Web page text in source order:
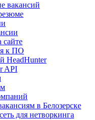
вакансий
сайте
к ПО
HeadHunter
API
в Белозерске
для нетворкинга